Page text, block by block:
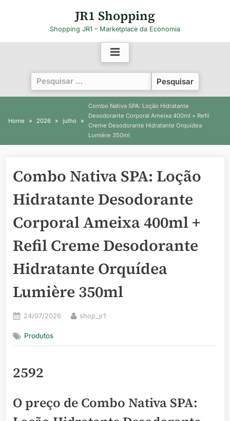
JR1 Shopping
Shopping JR1 – Marketplace da Economia
Pesquisar
por:
Home 2026 julho
Combo Nativa SPA: Loção Hidratante
Desodorante Corporal Ameixa 400ml + Refil
Creme Desodorante Hidratante Orquídea
Lumière 350ml
Combo Nativa SPA: Loção
Hidratante Desodorante
Corporal Ameixa 400ml +
Refil Creme Desodorante
Hidratante Orquídea
Lumière 350ml
Posted
24/07/2026 By
shop_jr1
Produtos
2592
O preço de Combo Nativa SPA: